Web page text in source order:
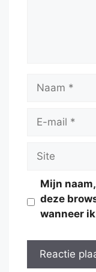
Naam
Site
Mijn
deze
wanneer